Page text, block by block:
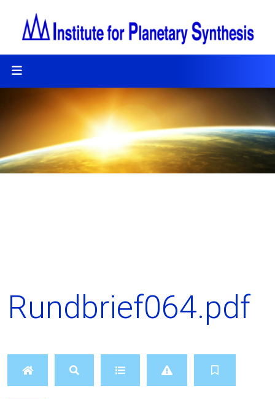
Rundbrief064.pdf